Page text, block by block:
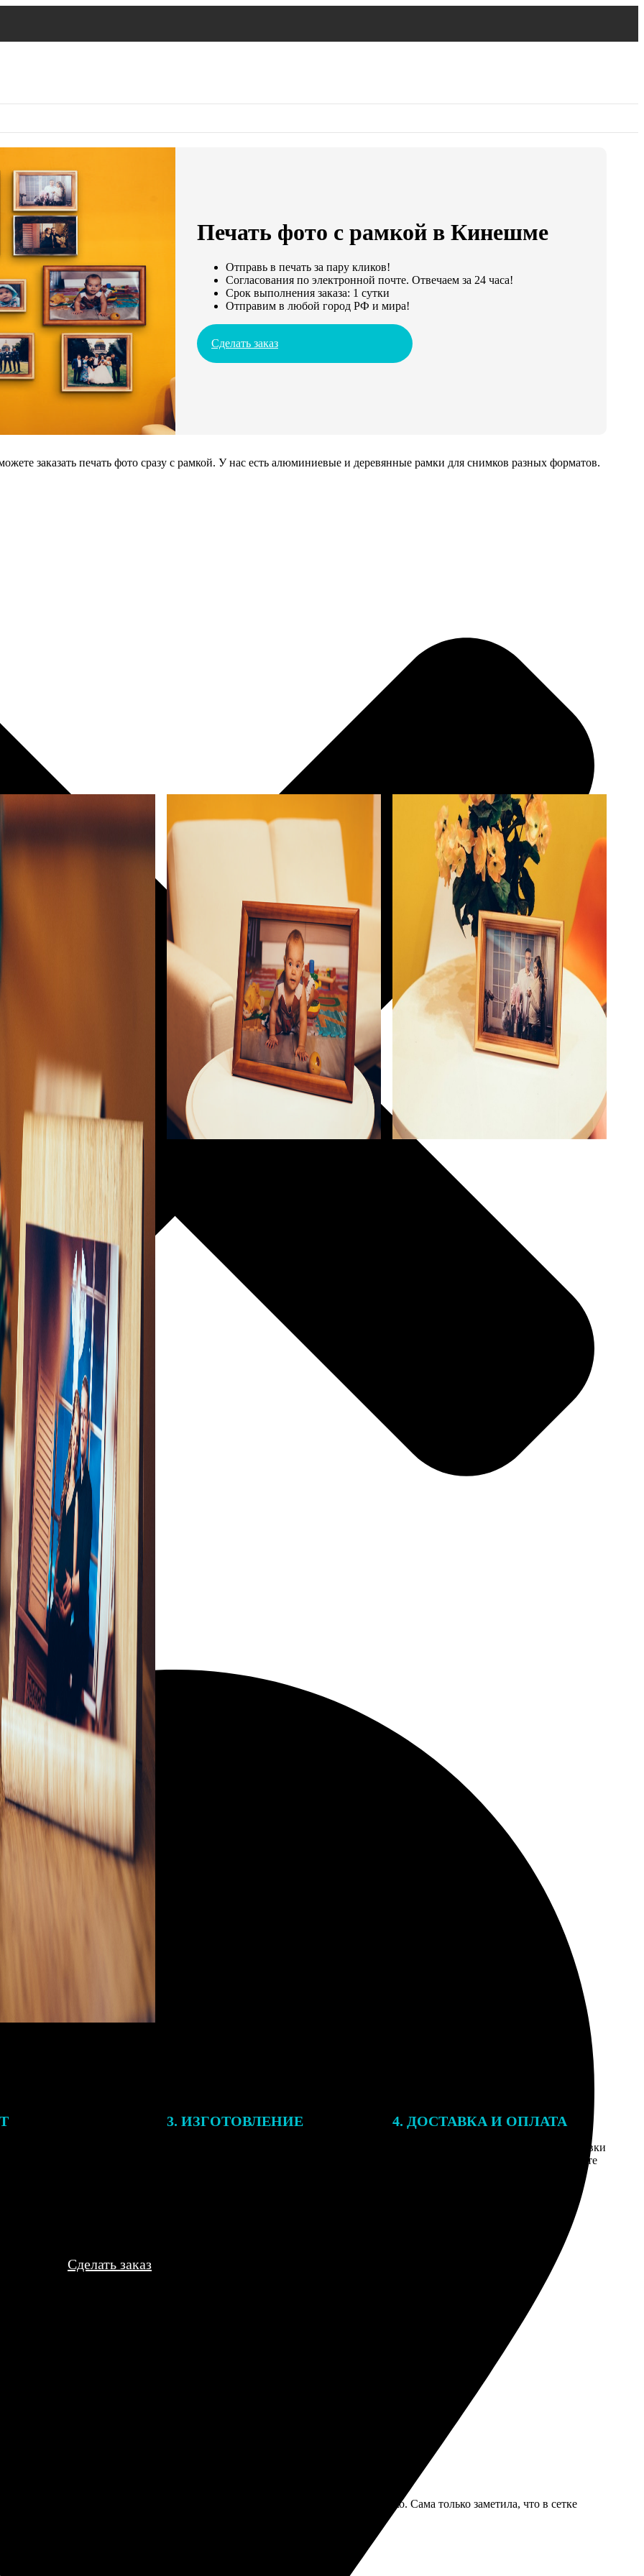
Печать фото с рамкой в Кинешме
Отправь в печать за пару кликов!
Согласования по электронной почте. Отвечаем за 24 часа!
Срок выполнения заказа: 1 сутки
Отправим в любой город РФ и мира!
Сделать заказ
заказать печать фото сразу с рамкой. У нас есть алюминиевые и деревянные рамки для снимков разных форматов.
3. ИЗГОТОВЛЕНИЕ 4. ДОСТАВКА И ОПЛАТА
Введите адрес и выберите способ доставки
заказа. Если у вас есть промокод, введите
его в специальное поле для промокода.
Сделать заказ
в тубусе — это надёжно. Ни одного загиба, всё идеально ровное.
общими фотографиями. Она была в восторге, сказала, что очень ярко и четко. Сама только заметила, что в сетке